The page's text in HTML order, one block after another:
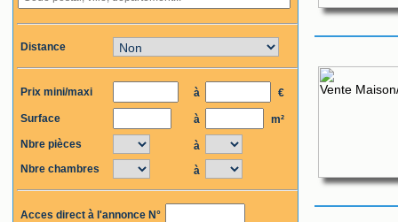
Distance
Prix mini/maxi à €
Surface à
m²
Nbre pièces
à
Nbre chambres
à
Acces direct à l'annonce N°